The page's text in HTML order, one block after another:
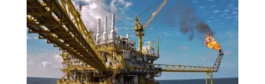
contratos.